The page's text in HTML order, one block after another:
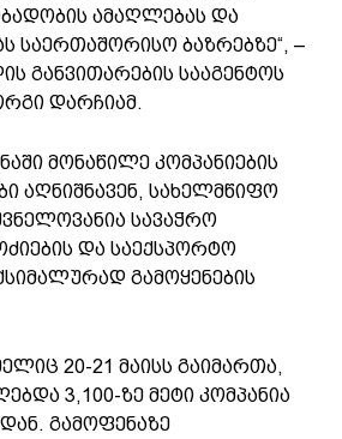
ამაღლებას და
საერთაშორისო ბაზრებზე“, –
განვითარების სააგენტოს
დარჩიამ.
მონაწილე კომპანიების
აღნიშნავენ, სახელმწიფო
სავაჭრო
და საექსპორტო
გამოყენების
20-21 მაისს გაიმართა,
3,100-ზე მეტი კომპანია
გამოფენაზე